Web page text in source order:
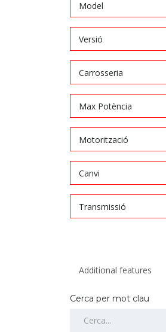
Model
Versió
Carrosseria
Max Potència
Motorització
Canvi
Transmissió
Cerca per mot clau